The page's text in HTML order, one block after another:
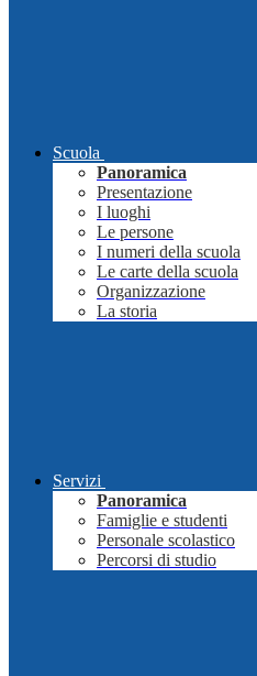
Scuola
Panoramica
Presentazione
I luoghi
Le persone
I numeri della scuola
Le carte della scuola
Organizzazione
La storia
Servizi
Panoramica
Famiglie e studenti
Personale scolastico
Percorsi di studio